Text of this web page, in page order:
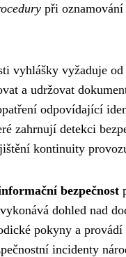
při
vyhlášky vyžaduje
a udržovat
odpovídající
zahrnují detekci
kontinuity
bezpečnost
dohled nad
pokyny a
incidenty